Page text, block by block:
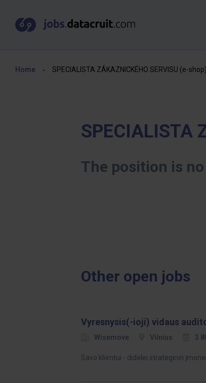
Home SPECIALISTA ZÁKAZNICKÉHO SERVISU (e-shop)
SPECIALISTA
The position is
Other open jobs
Vyresnysis(-ioji) vidaus
Wisemove Vilnius 3
Savo klientui - didelei strateginei